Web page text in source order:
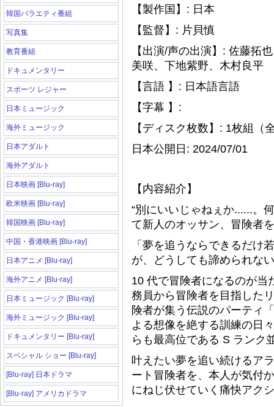
韓国バラエティ番組
写真集
教育番組
ドキュメンタリー
スポーツ レジャー
日本ミュージック
海外ミュージック
日本アダルト
海外アダルト
日本映画 [Blu-ray]
欧米映画 [Blu-ray]
韓国映画 [Blu-ray]
中国・香港映画 [Blu-ray]
日本アニメ [Blu-ray]
海外アニメ [Blu-ray]
日本ミュージック [Blu-ray]
海外ミュージック [Blu-ray]
ドキュメンタリー [Blu-ray]
スペシャル ショー [Blu-ray]
[Blu-ray] 日本ドラマ
[Blu-ray] アメリカドラマ
【製作国】: 日本
【監督】: 片貝慎
【出演/声の出演】: 佐藤拓
美咲、下地紫野、木村良平
【言語 】: 日本語言語
【字幕 】:
【ディスク枚数】: 1枚組（
日本公開日: 2024/07/01
【内容紹介】
“別にいいじゃねぇか......。
て新人のオッサン、冒険者
「夢を追うならできるだけ
が、どうしても諦められな
10 代で冒険者になるのが当
務員から冒険者を目指した
険者が集う伝説のパーティ
よる想像を絶する訓練の日
らも最高位である S ランク
叶えたい夢を追い続けるア
ート冒険者を、本人が気付
にねじ伏せていく痛快アク